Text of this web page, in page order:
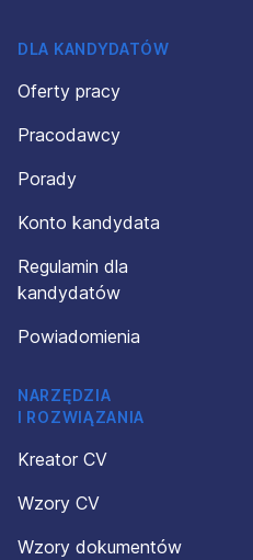
DLA KANDYDATÓW
Oferty pracy
Pracodawcy
Porady
Konto kandydata
Regulamin dla
kandydatów
Powiadomienia
NARZĘDZIA
I ROZWIĄZANIA
Kreator CV
Wzory CV
Wzory dokumentów